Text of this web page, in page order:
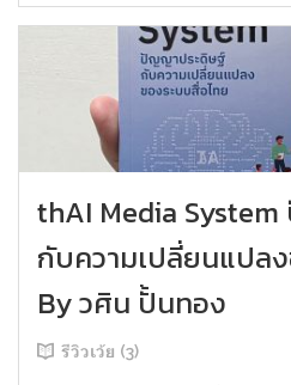
thAI Media
กับความเปลี่ยนแปล
By วศิน ปั้นทอง
รีวิวเว้ย (3)